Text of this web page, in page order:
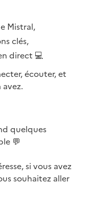
Mistral,
clés,
direct 💻
écouter, et
quelques
💬
si vous avez
souhaitez aller